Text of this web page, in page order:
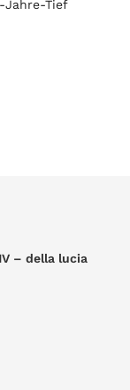
Jahre-Tief
– della lucia